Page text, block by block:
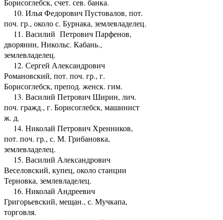
10. Илья Федорович Пустовалов, пот.
поч. гр., около с. Бурнака, землевладелец.
11. Василий Петрович Парфенов,
дворянин, Никольс. Кабань.,
землевладелец.
12. Сергей Александрович
Романовский, пот. поч. гр., г.
Борисоглебск, препод. женск. гим.
13. Василий Петрович Ширин, лич.
поч. гражд., г. Борисоглебск, машинист
ж. д.
14. Николай Петрович Хренников,
пот. поч. гр., с. М. Грибановка,
землевладелец.
15. Василий Александрович
Веселовский, купец, около станции
Терновка, землевладелец.
16. Николай Андреевич
Григорьевский, мещан., с. Мучкапа,
торговля.